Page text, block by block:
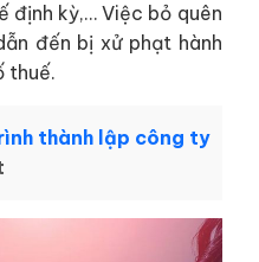
định kỳ,… Việc bỏ quên
đến bị xử phạt hành
thuế.
thành lập công ty